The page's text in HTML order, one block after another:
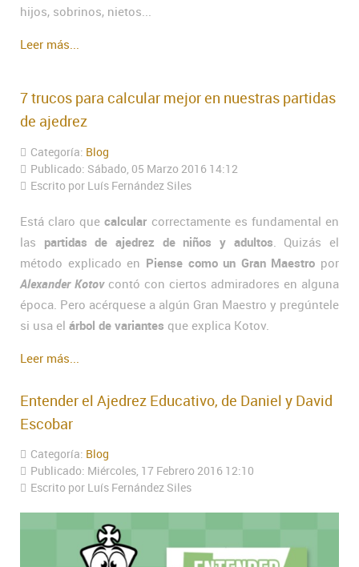
hijos, sobrinos, nietos...
Leer más...
7 trucos para calcular mejor en nuestras partidas
de ajedrez
Categoría: Blog
Publicado: Sábado, 05 Marzo 2016 14:12
Escrito por Luís Fernández Siles
Está claro que calcular correctamente es fundamental en
las partidas de ajedrez de niños y adultos . Quizás el
método explicado en Piense como un Gran Maestro por
Alexander Kotovcontó con ciertos admiradores en alguna
época. Pero acérquese a algún Gran Maestro y pregúntele
si usa el árbol de variantes que explica Kotov.
Leer más...
Entender el Ajedrez Educativo, de Daniel y David
Escobar
Categoría: Blog
Publicado: Miércoles, 17 Febrero 2016 12:10
Escrito por Luís Fernández Siles